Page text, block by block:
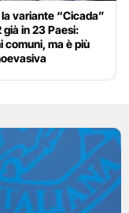
variante “Cicada”
già in 23 Paesi:
comuni, ma è più